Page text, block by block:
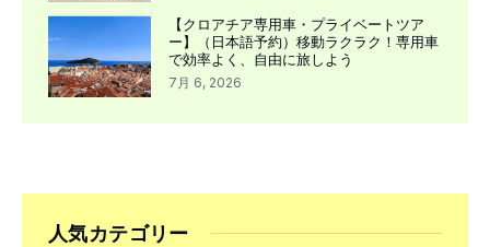
【クロアチア専用車・プライベートツア
ー】（日本語予約）移動ラクラク！専用車
で効率よく、自由に旅しよう
7月 6, 2026
人気カテゴリー